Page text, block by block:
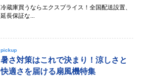
冷蔵庫買うならエクスプライス！全国配送設置、
延長保証な...
pickup
暑さ対策はこれで決まり！涼しさと
快適さを届ける扇風機特集